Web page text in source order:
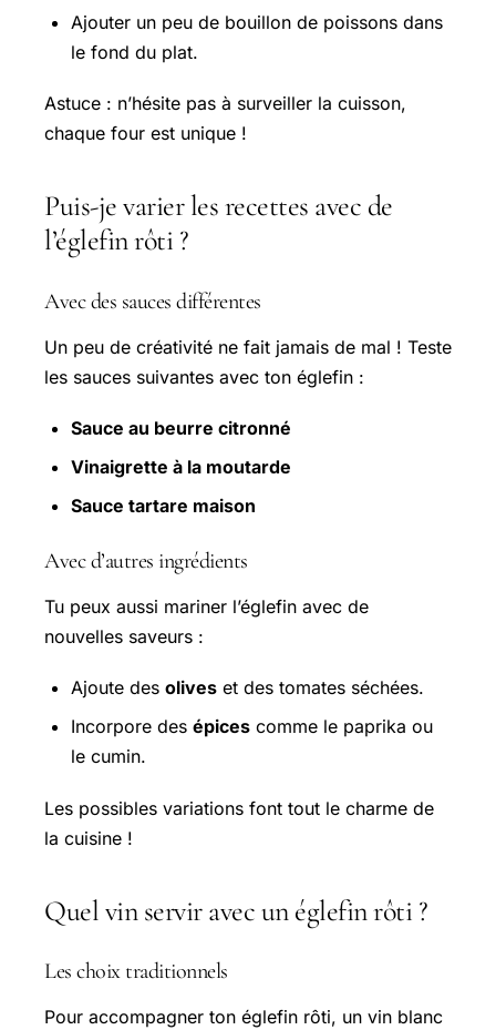
Ajouter un peu de bouillon de poissons dans
le fond du plat.
Astuce : n’hésite pas à surveiller la cuisson,
chaque four est unique !
Puis-je varier les recettes avec de
l’églefin rôti ?
Avec des sauces différentes
Un peu de créativité ne fait jamais de mal ! Teste
les sauces suivantes avec ton églefin :
Sauce au beurre citronné
Vinaigrette à la moutarde
Sauce tartare maison
Avec d’autres ingrédients
Tu peux aussi mariner l’églefin avec de
nouvelles saveurs :
Ajoute des olives et des tomates séchées.
Incorpore des épices comme le paprika ou
le cumin.
Les possibles variations font tout le charme de
la cuisine !
Quel vin servir avec un églefin rôti ?
Les choix traditionnels
Pour accompagner ton églefin rôti, un vin blanc